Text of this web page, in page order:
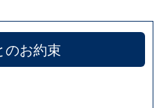
のお約束